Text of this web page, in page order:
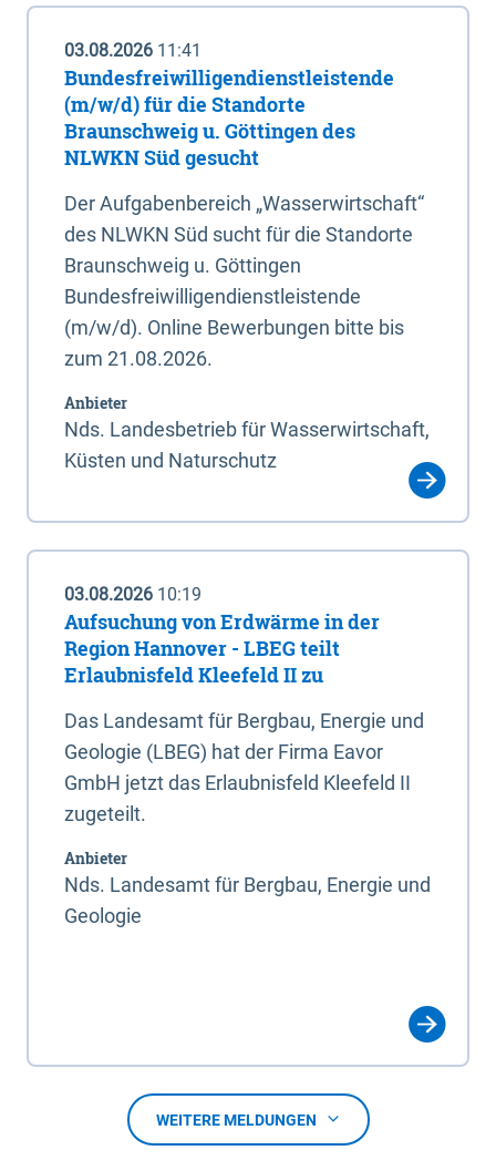
03.08.2026 11:41
Bundesfreiwilligendienstleistende
(m/w/d) für die Standorte
Braunschweig u. Göttingen des
NLWKN Süd gesucht
Der Aufgabenbereich „Wasserwirtschaft“
des NLWKN Süd sucht für die Standorte
Braunschweig u. Göttingen
Bundesfreiwilligendienstleistende
(m/w/d). Online Bewerbungen bitte bis
zum 21.08.2026.
Anbieter
Nds. Landesbetrieb für Wasserwirtschaft,
Küsten und Naturschutz
03.08.2026 10:19
Aufsuchung von Erdwärme in der
Region Hannover - LBEG teilt
Erlaubnisfeld Kleefeld II zu
Das Landesamt für Bergbau, Energie und
Geologie (LBEG) hat der Firma Eavor
GmbH jetzt das Erlaubnisfeld Kleefeld II
zugeteilt.
Anbieter
Nds. Landesamt für Bergbau, Energie und
Geologie
WEITERE MELDUNGEN